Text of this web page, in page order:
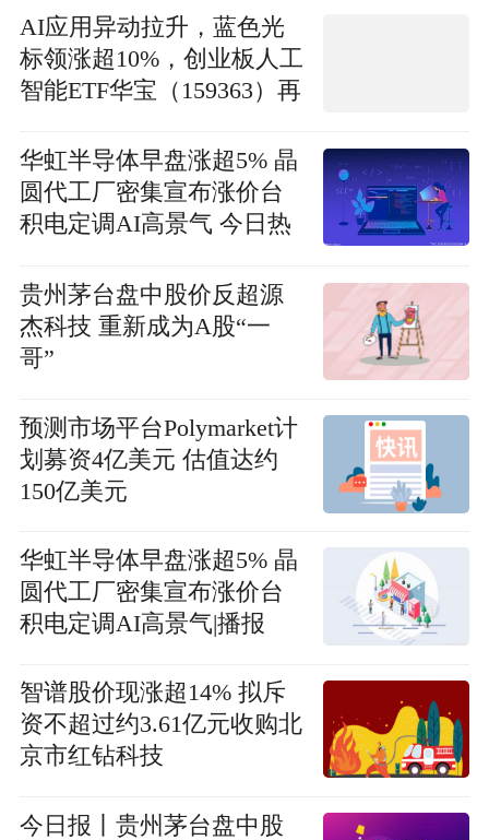
AI应用异动拉升，蓝色光
标领涨超10%，创业板人工
智能ETF华宝（159363）再
扩大！ 今亮点
华虹半导体早盘涨超5% 晶
圆代工厂密集宣布涨价台
积电定调AI高景气 今日热
贵州茅台盘中股价反超源
杰科技 重新成为A股“一
哥”
预测市场平台Polymarket计
划募资4亿美元 估值达约
150亿美元
华虹半导体早盘涨超5% 晶
圆代工厂密集宣布涨价台
积电定调AI高景气|播报
智谱股价现涨超14% 拟斥
资不超过约3.61亿元收购北
京市红钻科技
今日报丨贵州茅台盘中股